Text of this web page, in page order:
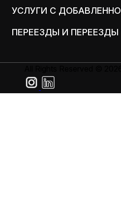
УСЛУГИ С
ПЕРЕЕЗДЫ И ПЕРЕЕЗДЫ